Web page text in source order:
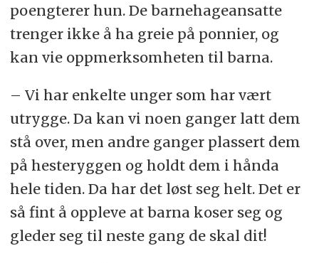
poengterer hun. De barnehageansatte
trenger ikke å ha greie på ponnier, og
kan vie oppmerksomheten til barna.
– Vi har enkelte unger som har vært
utrygge. Da kan vi noen ganger latt dem
stå over, men andre ganger plassert dem
på hesteryggen og holdt dem i hånda
hele tiden. Da har det løst seg helt. Det er
så fint å oppleve at barna koser seg og
gleder seg til neste gang de skal dit!